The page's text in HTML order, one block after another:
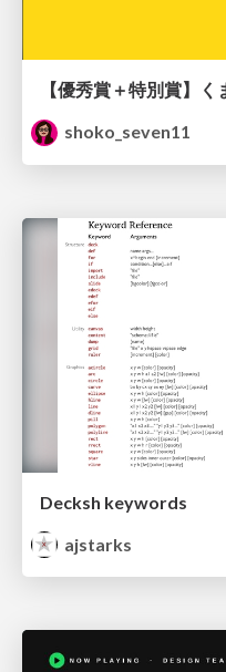
shoko_seven11
Decksh keywords
ajstarks